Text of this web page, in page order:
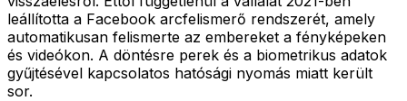
leállította a Facebook arcfelismerő rendszerét, amely
automatikusan felismerte az embereket a fényképeken
és videókon. A döntésre perek és a biometrikus adatok
gyűjtésével kapcsolatos hatósági nyomás miatt került
sor.